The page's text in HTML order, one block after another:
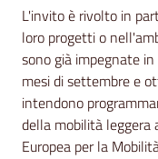
L'invito è rivolto in
loro progetti o
sono già impegnate
mesi di settembre e
intendono
della mobilità leggera
Europea per la